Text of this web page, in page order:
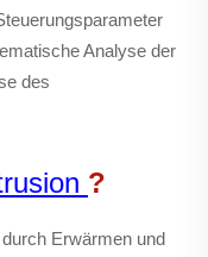
Analyse der
des
?
Erwärmen und